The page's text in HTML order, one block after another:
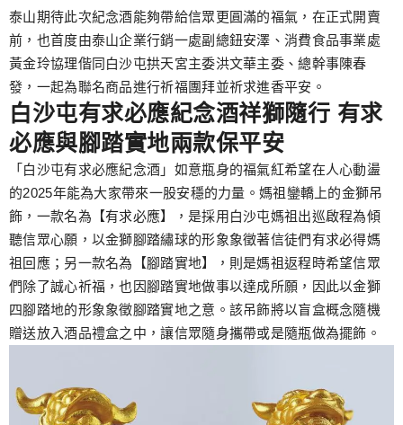
泰山期待此次紀念酒能夠帶給信眾更圓滿的福氣，在正式開賣
前，也首度由泰山企業行銷一處副總鈕安澤、消費食品事業處
黃金玲協理偕同白沙屯拱天宮主委洪文華主委、總幹事陳春
發，一起為聯名商品進行祈福團拜並祈求進香平安。
白沙屯有求必應紀念酒祥獅隨行 有求
必應與腳踏實地兩款保平安
「白沙屯有求必應紀念酒」如意瓶身的福氣紅希望在人心動盪
的2025年能為大家帶來一股安穩的力量。媽祖鑾轎上的金獅吊
飾，一款名為【有求必應】，是採用白沙屯媽祖出巡啟程為傾
聽信眾心願，以金獅腳踏繡球的形象象徵著信徒們有求必得媽
祖回應；另一款名為【腳踏實地】，則是媽祖返程時希望信眾
們除了誠心祈福，也因腳踏實地做事以達成所願，因此以金獅
四腳踏地的形象象徵腳踏實地之意。該吊飾將以盲盒概念隨機
贈送放入酒品禮盒之中，讓信眾隨身攜帶或是隨瓶做為擺飾。